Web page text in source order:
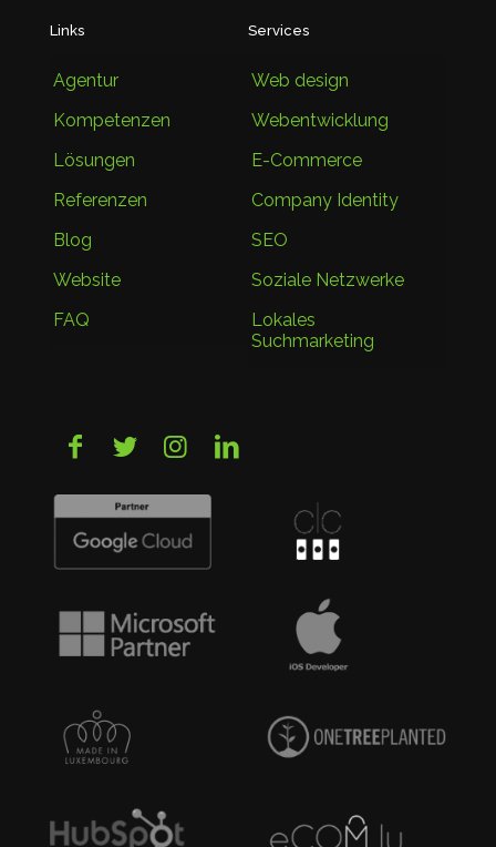
Links
Agentur
Kompetenzen
Lösungen
Referenzen
Blog
Website
FAQ
Services
Web design
Webentwicklung
E-Commerce
Company Identity
SEO
Soziale Netzwerke
Lokales
Suchmarketing